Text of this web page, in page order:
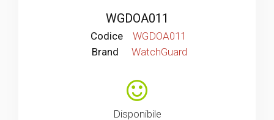
WGDOA011
Codice
WGDOA011
Brand
WatchGuard
Disponibile